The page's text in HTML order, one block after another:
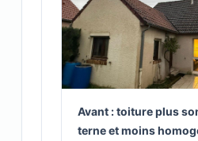
Avant : toiture plus
terne et moins